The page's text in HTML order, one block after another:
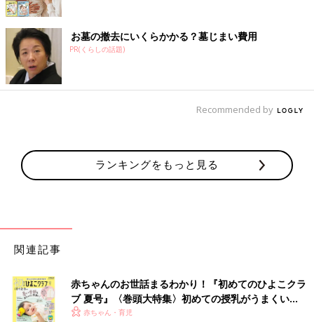
お墓の撤去にいくらかかる？墓じまい費用
PR(くらしの話題)
Recommended by
ランキングをもっと見る
関連記事
赤ちゃんのお世話まるわかり！『初めてのひよこクラ
ブ 夏号』〈巻頭大特集〉初めての授乳がうまくい
く！ おっぱい・ミルクの基本と夏のトラブル 解決テ
赤ちゃん・育児